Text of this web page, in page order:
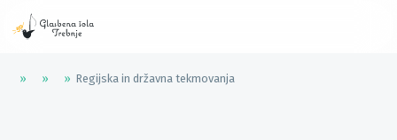
» » » Regijska in državna tekmovanja